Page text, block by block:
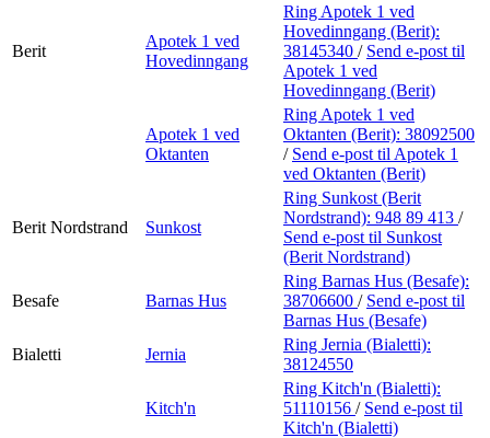
Berit
Apotek 1 ved
Hovedinngang
Ring Apotek 1 ved
Hovedinngang (Berit):
38145340 / Send e-post til
Apotek 1 ved
Hovedinngang (Berit)
Apotek 1 ved
Oktanten
Ring Apotek 1 ved
Oktanten (Berit): 38092500
/ Send e-post til Apotek 1
ved Oktanten (Berit)
Berit Nordstrand Sunkost
Ring Sunkost (Berit
Nordstrand): 948 89 413 /
Send e-post til Sunkost
(Berit Nordstrand)
Besafe Barnas Hus
Ring Barnas Hus (Besafe):
38706600 / Send e-post til
Barnas Hus (Besafe)
Bialetti
Jernia
Ring Jernia (Bialetti):
38124550
Kitch'n
Ring Kitch'n (Bialetti):
51110156 / Send e-post til
Kitch'n (Bialetti)